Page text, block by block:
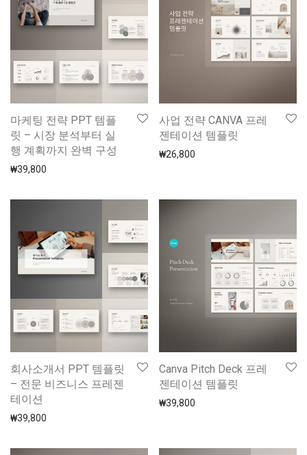
마케팅 전략 PPT 템플
릿 – 시장 분석부터 실
행 계획까지 완벽 구성
₩39,800
사업 전략 CANVA 프레
젠테이션 템플릿
₩26,800
회사소개서 PPT 템플릿
– 전문 비즈니스 프레젠
테이션
₩39,800
Canva Pitch Deck 프레
젠테이션 템플릿
₩39,800